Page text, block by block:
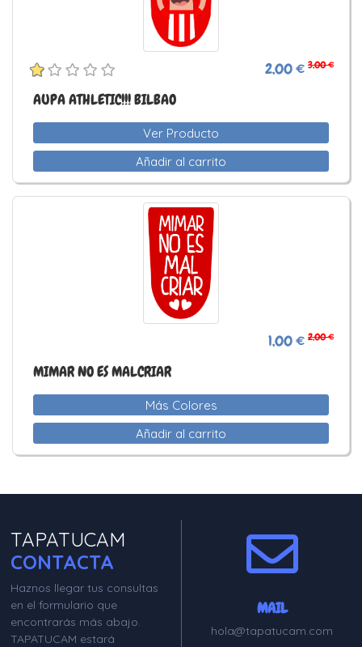
2,00 € 3,00 €
AUPA ATHLETIC!!! BILBAO
Ver Producto
Añadir al carrito
1,00 € 2,00 €
MIMAR NO ES MALCRIAR
Más Colores
Añadir al carrito
TAPATUCAM
CONTACTA
Haznos llegar tus consultas
en el formulario que
encontrarás más abajo.
TAPATUCAM estará
MAIL
hola@tapatucam.com